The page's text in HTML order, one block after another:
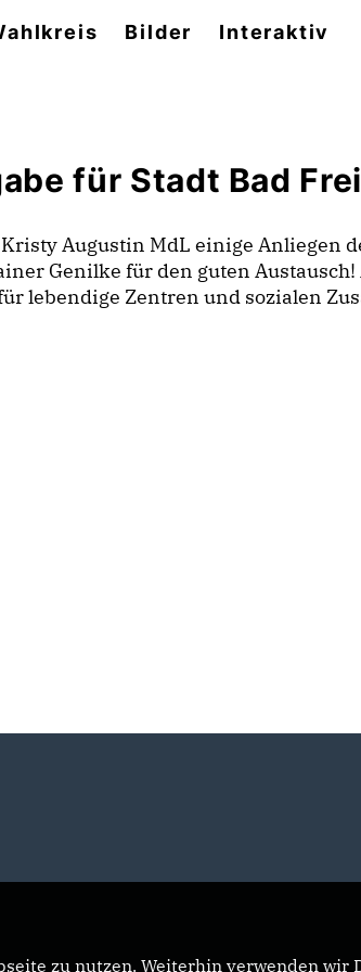
Bilder Interaktiv
für Stadt Bad
Augustin MdL einige
Genilke für den guten Austausch!
lebendige Zentren und sozialen
zu nutzen. Weiterhin verwenden